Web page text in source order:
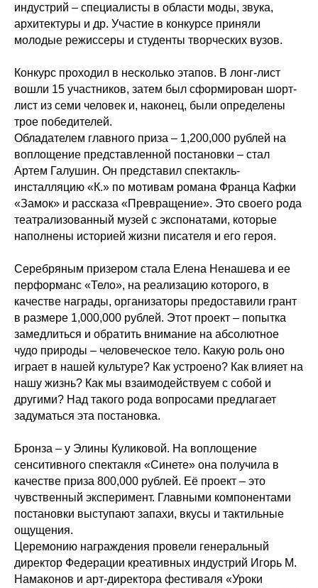
индустрий – специалисты в области моды, звука,
архитектуры и др. Участие в конкурсе приняли
молодые режиссеры и студенты творческих вузов.
Конкурс проходил в несколько этапов. В лонг-лист
вошли 15 участников, затем был сформирован шорт-
лист из семи человек и, наконец, были определены
трое победителей.
Обладателем главного приза – 1,200,000 рублей на
воплощение представленной постановки – стал
Артем Галушин. Он представил спектакль-
инсталляцию «К.» по мотивам романа Франца Кафки
«Замок» и рассказа «Превращение». Это своего рода
театрализованный музей с экспонатами, которые
наполнены историей жизни писателя и его героя.
Серебряным призером стала Елена Ненашева и ее
перформанс «Тело», на реализацию которого, в
качестве награды, организаторы предоставили грант
в размере 1,000,000 рублей. Этот проект – попытка
замедлиться и обратить внимание на абсолютное
чудо природы – человеческое тело. Какую роль оно
играет в нашей культуре? Как устроено? Как влияет на
нашу жизнь? Как мы взаимодействуем с собой и
другими? Над такого рода вопросами предлагает
задуматься эта постановка.
Бронза – у Элины Куликовой. На воплощение
сенситивного спектакля «Синете» она получила в
качестве приза 800,000 рублей. Её проект – это
чувственный эксперимент. Главными компонентами
постановки выступают запахи, вкусы и тактильные
ощущения.
Церемонию награждения провели генеральный
директор Федерации креативных индустрий Игорь М.
Намаконов и арт-директора фестиваля «Уроки